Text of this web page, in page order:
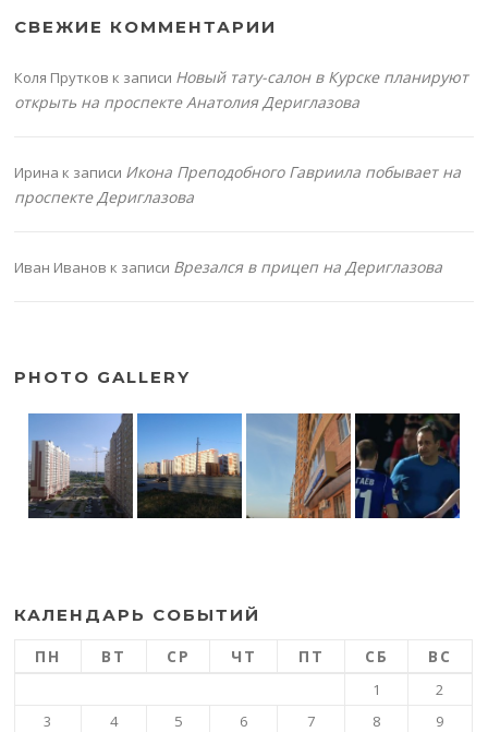
СВЕЖИЕ КОММЕНТАРИИ
Коля Прутков к записи Новый тату-салон в Курске планируют
открыть на проспекте Анатолия Дериглазова
Ирина к записи Икона Преподобного Гавриила побывает на
проспекте Дериглазова
Иван Иванов к записи Врезался в прицеп на Дериглазова
PHOTO GALLERY
КАЛЕНДАРЬ СОБЫТИЙ
ПН ВТ СР ЧТ ПТ СБ ВС
1
2
3
4 5 6 7 8
9